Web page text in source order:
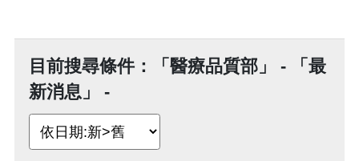
目前搜尋條件：「醫療品質部」 - 「最
新消息」 -